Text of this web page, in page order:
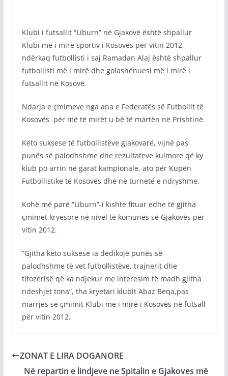
Klubi i futsallit “Liburn” në Gjakovë është shpallur
Klubi më i mirë sportiv i Kosovës për vitin 2012,
ndërkaq futbollisti i saj Ramadan Alaj është shpallur
futbollisti më i mirë dhe golashënuesi më i mirë i
futsallit në Kosovë.
Ndarja e çmimeve nga ana e Federatës së Futbollit të
Kosovës për më të mirët u bë të martën në Prishtinë.
Këto suksese të futbollistëve gjakovarë, vijnë pas
punës së palodhshme dhe rezultateve kulmore që ky
klub po arrin në garat kampionale, ato për Kupën
Futbollistike të Kosovës dhe në turnetë e ndryshme.
Kohë më parë “Liburn”-i kishte fituar edhe të gjitha
çmimet kryesore në nivel të komunës së Gjakovës për
vitin 2012.
“Gjitha këto suksese ia dedikojë punës së
palodhshme të vet futbollistëve, trajnerit dhe
tifozerisë që ka ndjekur me interesim të madh gjitha
ndeshjet tona”, tha kryetari klubit Abaz Beqa,pas
marrjes së çmimit Klubi më i mirë i Kosovës në futsall
për vitin 2012.
ZONAT E LIRA DOGANORE
Në repartin e lindjeve ne Spitalin e Gjakoves më